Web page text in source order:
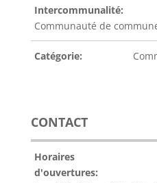
Intercommunalité:
Communauté de
Catégorie:
CONTACT
Horaires
d'ouvertures: